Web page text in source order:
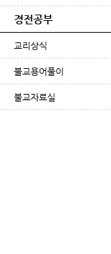
경전공부
교리상식
불교용어풀이
불교자료실